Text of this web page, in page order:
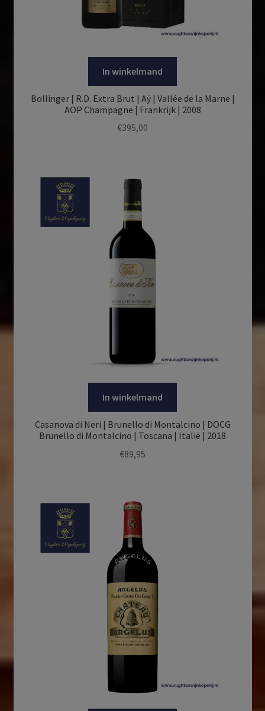
In winkelmand
Bollinger | R.D. Extra Brut | Aÿ | Vallée de la Marne |
AOP Champagne | Frankrijk | 2008
€395,00
In winkelmand
Casanova di Neri | Brunello di Montalcino | DOCG
Brunello di Montalcino | Toscana | Italië | 2018
€89,95